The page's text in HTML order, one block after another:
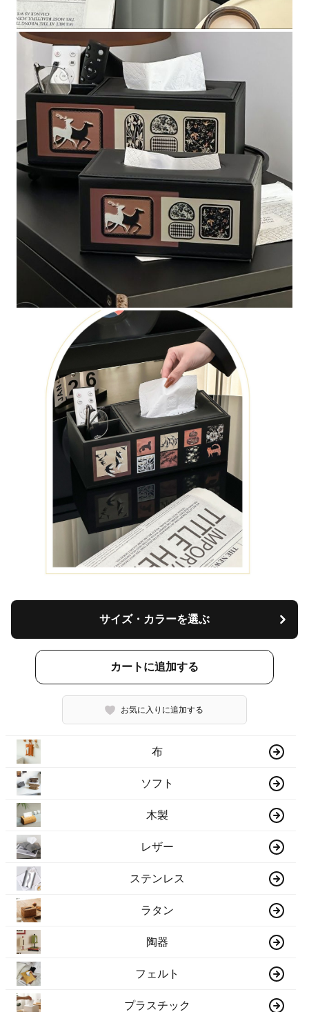
サイズ・カラーを選ぶ
カートに追加する
お気に入りに追加する
布
ソフト
木製
レザー
ステンレス
ラタン
陶器
フェルト
プラスチック